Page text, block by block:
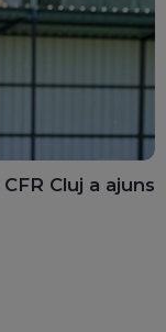
Cluj a ajuns